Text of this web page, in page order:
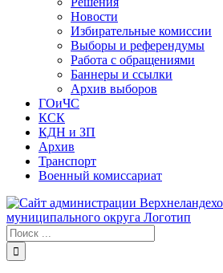
Новости
Избирательные комиссии
Выборы и референдумы
Работа с обращениями
Баннеры и ссылки
Архив выборов
ГОиЧС
КСК
КДН и ЗП
Архив
Транспорт
Военный комиссариат
Результат
поиска: